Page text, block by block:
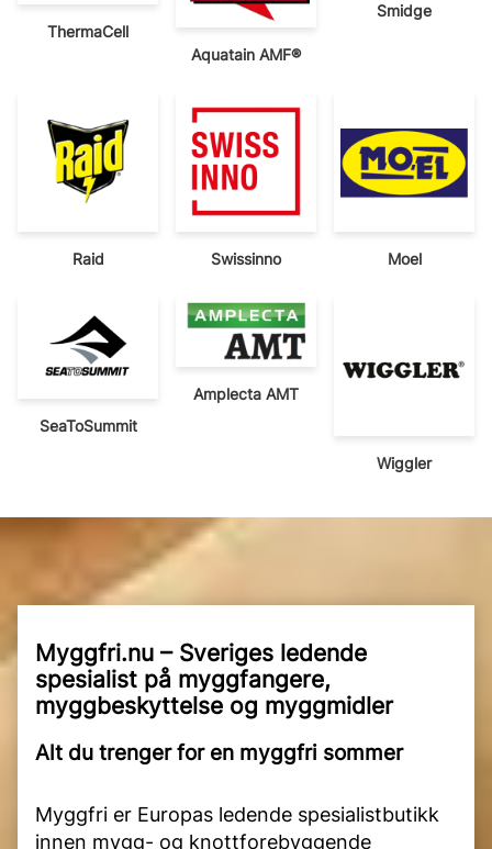
ThermaCell
Aquatain AMF®
Smidge
Raid Swissinno Moel
SeaToSummit
Amplecta AMT
Wiggler
Myggfri.nu – Sveriges ledende
spesialist på myggfangere,
myggbeskyttelse og myggmidler
Alt du trenger for en myggfri sommer
Myggfri er Europas ledende spesialistbutikk
innen mygg- og knottforebyggende